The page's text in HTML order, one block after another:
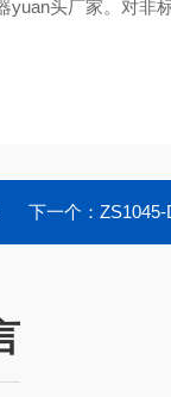
头厂家。对非
下一个：